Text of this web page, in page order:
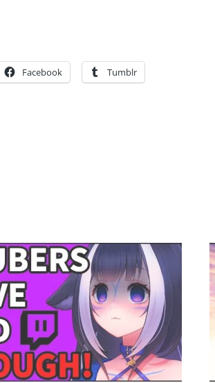
Facebook Tumblr